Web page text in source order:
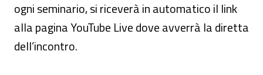
ogni seminario, si riceverà in automatico il link
alla pagina YouTube Live dove avverrà la diretta
dell’incontro.